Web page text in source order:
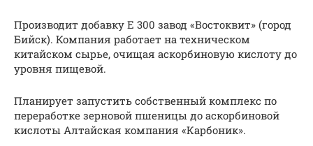
Производит добавку E 300 завод «Востоквит» (город
Бийск). Компания работает на техническом
китайском сырье, очищая аскорбиновую кислоту до
уровня пищевой.
Планирует запустить собственный комплекс по
переработке зерновой пшеницы до аскорбиновой
кислоты Алтайская компания «Карбоник».